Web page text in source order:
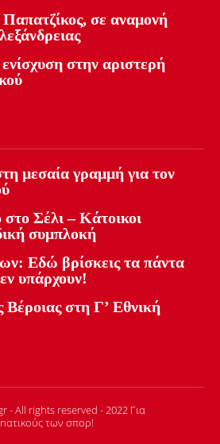
σε αναμονή
στην αριστερή
μεσαία γραμμή για τον
Σέλι – Κάτοικοι
συμπλοκή
Εδώ βρίσκεις τα πάντα
υπάρχουν!
στη Γ’ Εθνική
- All rights reserved - 2022 Για
των σπορ!